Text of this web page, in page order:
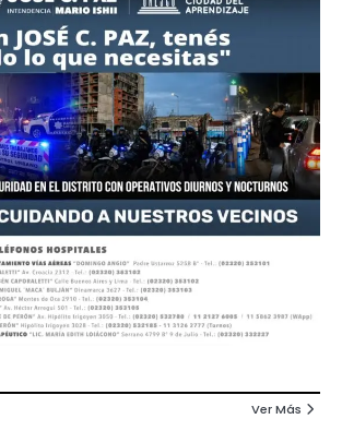
Ver Más